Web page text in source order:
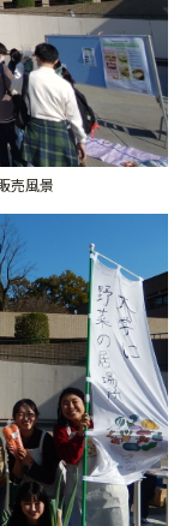
売風景